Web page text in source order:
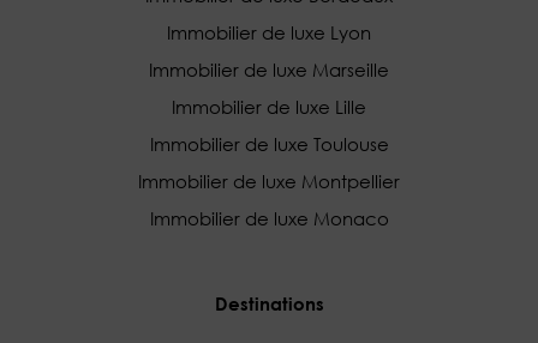
Immobilier de luxe Lyon
Immobilier de luxe Marseille
Immobilier de luxe Lille
Immobilier de luxe Toulouse
Immobilier de luxe Montpellier
Immobilier de luxe Monaco
Destinations